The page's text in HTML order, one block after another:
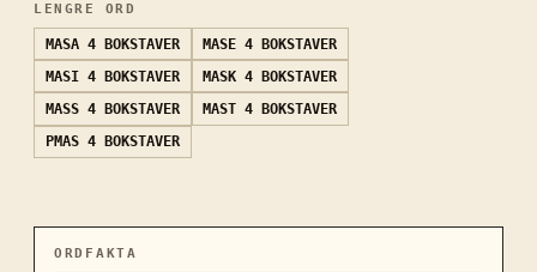
LENGRE ORD
MASA 4 BOKSTAVER MASE 4 BOKSTAVER
MASI 4 BOKSTAVER MASK 4 BOKSTAVER
MASS 4 BOKSTAVER MAST 4 BOKSTAVER
PMAS 4 BOKSTAVER
ORDFAKTA